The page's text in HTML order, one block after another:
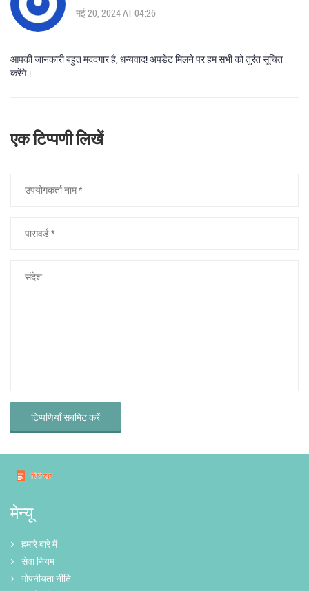
मई 20, 2024 AT 04:26
आपकी जानकारी बहुत मददगार है, धन्यवाद! अपडेट मिलने पर हम सभी को तुरंत सूचित
करेंगे।
एक टिप्पणी लिखें
टिप्पणियाँ सबमिट करें
मेन्यू
हमारे बारे में
सेवा नियम
गोपनीयता नीति